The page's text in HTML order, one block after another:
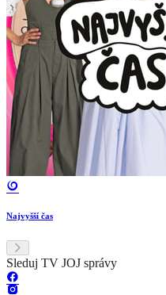
Najvyšší čas
Sleduj TV JOJ správy